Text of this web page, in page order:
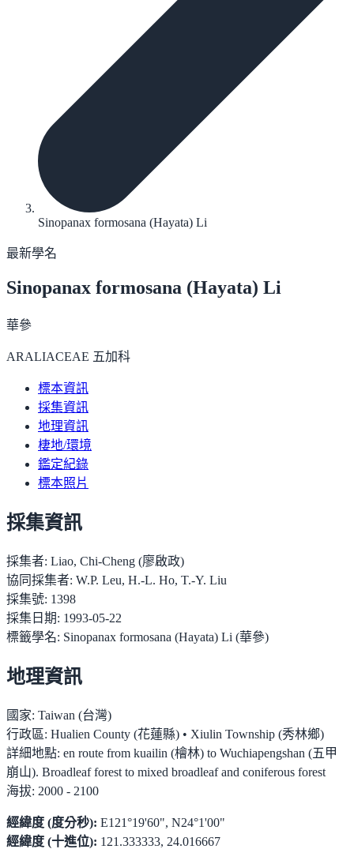
Sinopanax formosana (Hayata) Li
最新學名
Sinopanax formosana (Hayata) Li
華參
ARALIACEAE 五加科
標本資訊
採集資訊
地理資訊
棲地/環境
鑑定紀錄
標本照片
採集資訊
採集者: Liao, Chi-Cheng (廖啟政)
協同採集者: W.P. Leu, H.-L. Ho, T.-Y. Liu
採集號: 1398
採集日期: 1993-05-22
標籤學名: Sinopanax formosana (Hayata) Li (華參)
地理資訊
國家: Taiwan (台灣)
行政區: Hualien County (花蓮縣) • Xiulin Township (秀林鄉)
詳細地點: en route from kuailin (檜林) to Wuchiapengshan (五甲
崩山). Broadleaf forest to mixed broadleaf and coniferous forest
海拔: 2000 - 2100
經緯度 (度分秒): E121°19'60", N24°1'00"
經緯度 (十進位): 121.333333, 24.016667